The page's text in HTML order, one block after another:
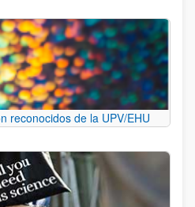
reconocidos de la UPV/EHU